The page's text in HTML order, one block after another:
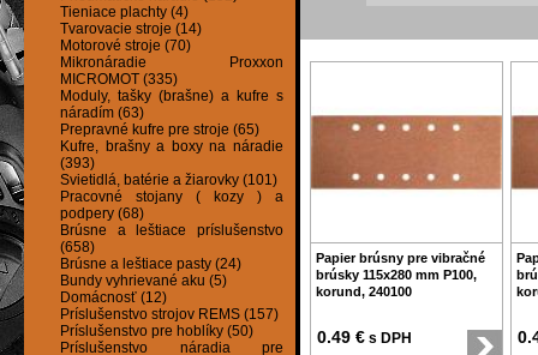
Tieniace plachty (4)
Tvarovacie stroje (14)
Motorové stroje (70)
Mikronáradie Proxxon
MICROMOT (335)
Moduly, tašky (brašne) a kufre s
náradím (63)
Prepravné kufre pre stroje (65)
Kufre, brašny a boxy na náradie
(393)
Svietidlá, batérie a žiarovky (101)
Pracovné stojany ( kozy ) a
podpery (68)
Brúsne a leštiace príslušenstvo
(658)
Brúsne a leštiace pasty (24)
Bundy vyhrievané aku (5)
Domácnosť (12)
Príslušenstvo strojov REMS (157)
Príslušenstvo pre hoblíky (50)
Príslušenstvo náradia pre
Papier brúsny pre vibračné
brúsky 115x280 mm P100,
korund, 240100
0.49 € s DPH